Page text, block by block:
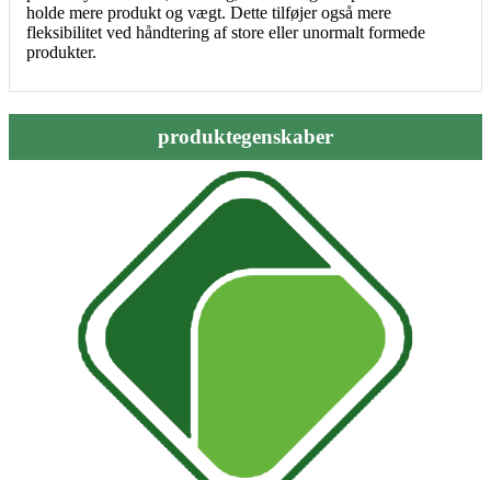
holde mere produkt og vægt. Dette tilføjer også mere
fleksibilitet ved håndtering af store eller unormalt formede
produkter.
produktegenskaber